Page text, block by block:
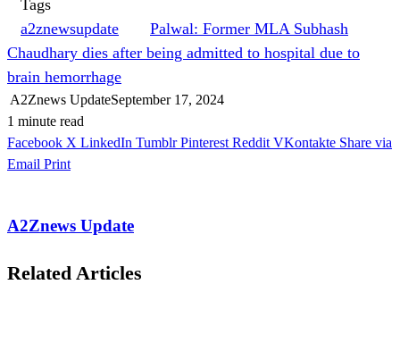
Tags
a2znewsupdate
Palwal: Former MLA Subhash
Chaudhary dies after being admitted to hospital due to
brain hemorrhage
A2Znews UpdateSeptember 17, 2024
1 minute read
Facebook X LinkedIn Tumblr Pinterest Reddit VKontakte Share via
Email Print
A2Znews Update
Related Articles